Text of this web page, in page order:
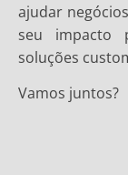
ajudar
seu impacto
soluções
Vamos juntos?